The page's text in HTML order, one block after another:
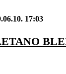
17:03